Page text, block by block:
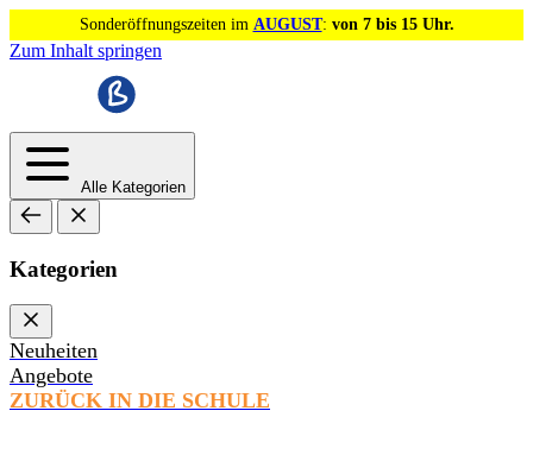
Sonderöffnungszeiten im AUGUST: von 7 bis 15 Uhr.
Zum Inhalt springen
Alle Kategorien
Kategorien
Neuheiten
Angebote
ZURÜCK IN DIE SCHULE